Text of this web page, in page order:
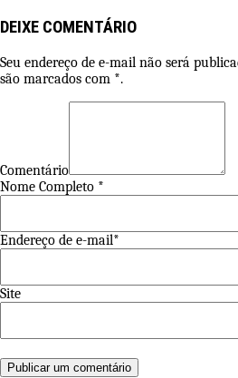
DEIXE COMENTÁRIO
Seu endereço de e-mail não será
são marcados com *.
Comentário
Nome Completo *
Endereço de e-mail*
Site